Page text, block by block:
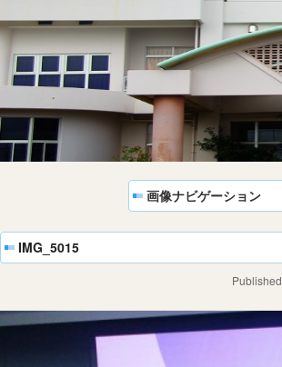
画像ナビゲーション
IMG_5015
Published